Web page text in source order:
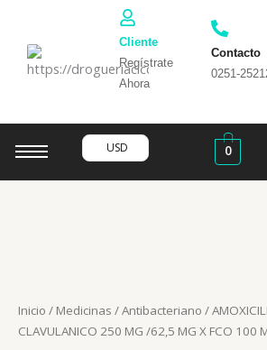
contenido
Cliente
Regístrate
Ahora
Contacto
0251-
USD 0
Inicio / Medicinas /Antibacteriano /
CLAVULANICO 250 MG /62,5 MG X FCO 100